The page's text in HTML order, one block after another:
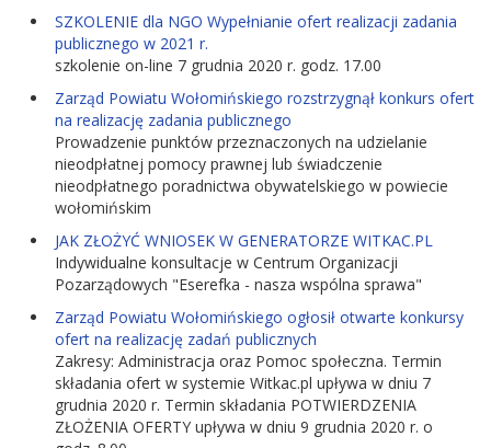
SZKOLENIE dla NGO Wypełnianie ofert realizacji zadania
publicznego w 2021 r.
szkolenie on-line 7 grudnia 2020 r. godz. 17.00
Zarząd Powiatu Wołomińskiego rozstrzygnął konkurs ofert
na realizację zadania publicznego
Prowadzenie punktów przeznaczonych na udzielanie
nieodpłatnej pomocy prawnej lub świadczenie
nieodpłatnego poradnictwa obywatelskiego w powiecie
wołomińskim
JAK ZŁOŻYĆ WNIOSEK W GENERATORZE WITKAC.PL
Indywidualne konsultacje w Centrum Organizacji
Pozarządowych "Eserefka - nasza wspólna sprawa"
Zarząd Powiatu Wołomińskiego ogłosił otwarte konkursy
ofert na realizację zadań publicznych
Zakresy: Administracja oraz Pomoc społeczna. Termin
składania ofert w systemie Witkac.pl upływa w dniu 7
grudnia 2020 r. Termin składania POTWIERDZENIA
ZŁOŻENIA OFERTY upływa w dniu 9 grudnia 2020 r. o